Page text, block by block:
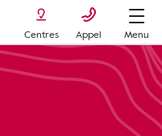
Centres Appel
Menu